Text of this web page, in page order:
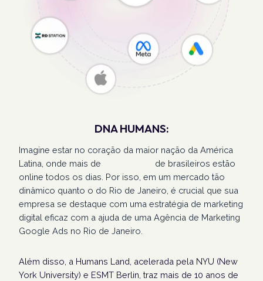
DNA HUMANS:
Imagine estar no coração da maior nação da América
Latina, onde mais de
de brasileiros estão
online todos os dias. Por isso, em um mercado tão
dinâmico quanto o do Rio de Janeiro, é crucial que sua
empresa se destaque com uma estratégia de marketing
digital eficaz com a ajuda de uma Agência de Marketing
Google Ads no Rio de Janeiro.
Além disso, a Humans Land, acelerada pela NYU (New
York University) e ESMT Berlin, traz mais de 10 anos de